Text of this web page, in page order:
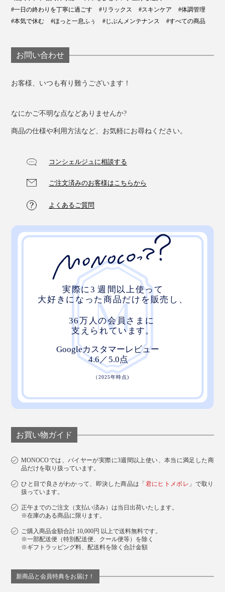
スチームが噴き出すノズルは、手で角度を3段階に調節
可能です。
リやすい首まわりへ、それぞれ効率よくスチームを当て
られます。
仕事に、家事に、疲れたら“顔だけサウナ”の新習慣。た
ボックス入りなので、家族や、お世話になっている人を
#一日の終わりを丁寧に過ごす
#リラックス #スキンケア
#体調管理
#本気で休む
#ほっと一息ふぅ #じぶんメンテナンス #すべての商品
お問い合わせ
お客様、いつも有り難うございます！
なにかご不明な点などありませんか?
商品の仕様や利用方法など、お気軽にお尋ねください。
コンシェルジュに相談する
ご注文済みのお客様はこちらから
よくあるご質問
お買い物ガイド
MONOCOでは、バイヤーが実際に3週間以上使い、本当に満足した商
品だけを取り扱っています。
ひと目で良さがわかって、即決した商品は「君にヒトメボレ 」で取り
扱っています。
正午までのご注文（支払い済み）は当日出荷いたします。
※在庫のある商品に限ります。
ご購入商品金額合計 10,000円 以上で送料無料です。
※一部配送便（特別配送便、クール便等）を除く
※ギフトラッピング料、配送料を除く合計金額
新商品と会員特典をお届け！